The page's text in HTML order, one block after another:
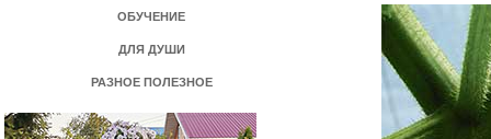
ОБУЧЕНИЕ
ДЛЯ ДУШИ
РАЗНОЕ ПОЛЕЗНОЕ